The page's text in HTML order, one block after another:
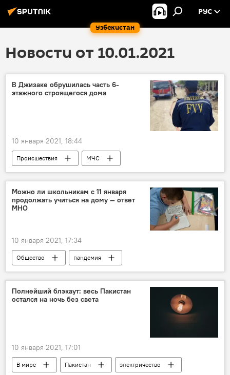
Узбекистан
РУС
Новости от 10.01.2021
В Джизаке обрушилась часть 6-
этажного строящегося дома
10 января 2021, 18:44
Происшествия
МЧС
МЧС Узбекистана
дом обрушение
Можно ли школьникам с 11 января
продолжать учиться на дому — ответ
МНО
10 января 2021, 17:34
Общество
пандемия
Коронавирус COVID-19
школа
школьники
Образование
Министерство народного образования Узбекистана
Полнейший блэкаут: весь Пакистан
остался на ночь без света
10 января 2021, 17:01
В мире Пакистан
электричество